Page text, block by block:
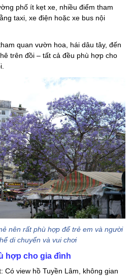
phố ít kẹt xe, nhiều điểm tham
taxi, xe điện hoặc xe bus nội
quan vườn hoa, hái dâu tây, đến
trên đồi – tất cả đều phù hợp cho
nên rất phù hợp để trẻ em và người
di chuyển và vui chơi
hợp cho gia đình
Có view hồ Tuyền Lâm, không gian